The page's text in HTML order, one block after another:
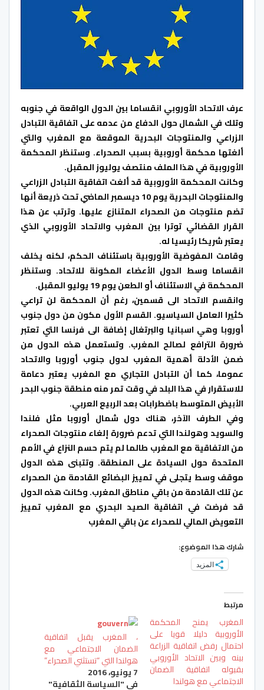
عرف الاتحاد الأوروبي انقساما بين الدول الواقعة في جنوبه
وتلك في الشمال حول الدفاع من عدمه على اتفاقية التبادل
الزراعي والمنتوجات البحرية الموقعة مع المغرب والتي
ألغتها محكمة أوروبية بسبب الصحراء. وستنظر المحكمة
الأوروبية في هذا الملف منتصف يوليوز المقبل.
وكانت المحكمة الأوروبية قد ألغت اتفاقية التبادل الزراعي
والمنتوجات البحرية يوم 10 ديسمبر الماضي تحت ذريعة أنها
تضم منتوجات من الصحراء المتنازع عليها. وترتب عن هذا
القرار القضائي توترا بين المغرب والاتحاد الأوروبي الذي
يعتبر شريكا رئيسيا له.
وقامت المفوضية الأوروبية باستئناف الحكم، لكنه يخلف
انقساما وسط الدول الأعضاء المكونة للاتحاد. وستنظر
المحكمة في الاستئناف أو الطعن يوم 19 يوليو المقبل.
وانقسم الاتحاد الى قسمين، رغم أن المحكمة لن تراعي
كثيرا العامل السياسيو. القسم الأول مكون من دول جنوب
أوروبا وهي اسبانيا والبرتغال إضافة الى فرنسا التي تعتبر
ضرورة الترافع لصالح المغرب. وتستعمل هذه الدول من
ضمن الأدلة أهمية المغرب لدول جنوب أوروبا والاتحاد
عموما، كما أن التبادل التجاري مع المغرب يعتبر دعامة
للاستقرار في هذا البلد في وقت تمر منه منطقة جنوب البحر
الأبيض المتوسط باضطرابات بعد الربيع العربي.
وفي الطرف الآخر، هناك دول شمال أوروبا مثل فلندا
والسويد وهولندا التي تدعم ضرورة إلغاء منتوجات الصحراء
من الاتفاقية مع المغرب طالما لم يتم حسم النزاع في الأمم
المتحدة حول السيادة على المنطقة. وتتبنى هذه الدول
موقف وسط يتجلى في تمييز البضائع القادمة من الصحراء
عن تلك القادمة من باقي مناطق المغرب. وكانت هذه الدول
قد فرضت في اتفاقية الصيد البحري مع المغرب تمييز
التعويض المالي للصحراء عن باقي المغرب
شارك هذا الموضوع:
المزيد
مرتبط
المغرب يمنح المحكمة
الأوروبية دليلا قويا على
احتمال رفض اتفاقية الزراعة
بينه وبين الاتحاد الأوروبي
بقبوله اتفاقية الضمان
الاجتماعي مع هولندا
، المغرب يقبل اتفاقية
الضمان الاجتماعي مع
هولندا التي “تستثني الصحراء”
7 يونيو، 2016
في "السياسة الثقافية"